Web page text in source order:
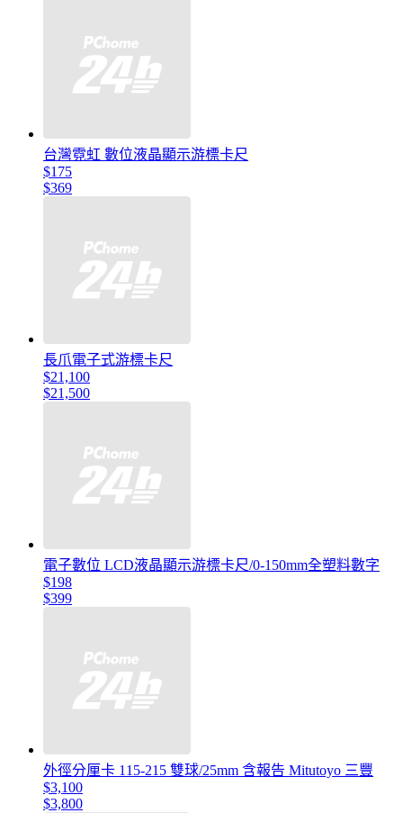
台灣霓虹 數位液晶顯示游標卡尺
$175
$369
長爪電子式游標卡尺
$21,100
$21,500
電子數位 LCD液晶顯示游標卡尺/0-150mm全塑料數字
$198
$399
外徑分厘卡 115-215 雙球/25mm 含報告 Mitutoyo 三豐
$3,100
$3,800